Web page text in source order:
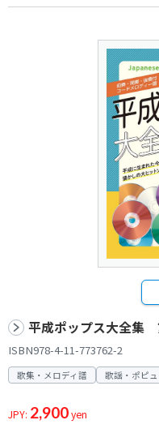
平成ポップス大全
ISBN978-4-11-773762-2
歌集・メロディ譜 歌謡・ポピ
JPY: 2,900yen